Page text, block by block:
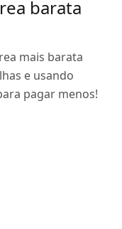
barata
mais barata
e usando
pagar menos!